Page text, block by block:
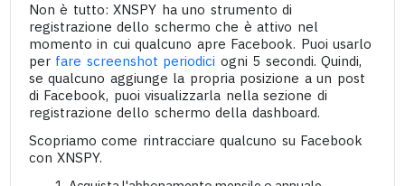
Non è tutto: XNSPY ha uno strumento di
registrazione dello schermo che è attivo nel
momento in cui qualcuno apre Facebook. Puoi usarlo
per fare screenshot periodici ogni 5 secondi. Quindi,
se qualcuno aggiunge la propria posizione a un post
di Facebook, puoi visualizzarla nella sezione di
registrazione dello schermo della dashboard.
Scopriamo come rintracciare qualcuno su Facebook
con XNSPY.